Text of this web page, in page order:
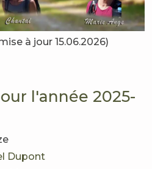
à jour 15.06.2026)
l'année 2025-
Dupont